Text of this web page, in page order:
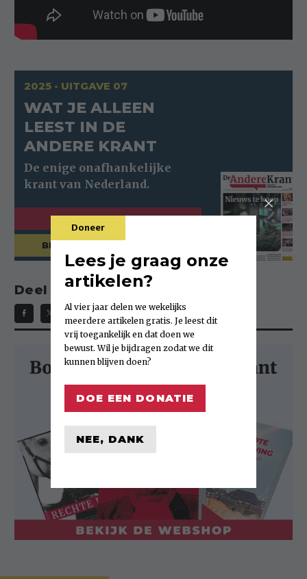
2025 - UITGAVE 07
WAT JE ALLEEN
LEEST IN DE
ANDERE KRANT
ABONNEER
BESTEL DEZE UITGAVE
Deel dit artikel:
Doneer
Lees je graag onze
artikelen?
Al vier jaar delen we wekelijks
meerdere artikelen gratis. Je leest dit
vrij toegankelijk en dat doen we
bewust. Wil je bijdragen zodat we dit
kunnen blijven doen?
DOE EEN DONATIE
NEE, DANK